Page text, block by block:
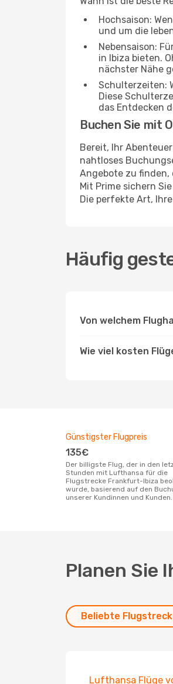
Hochsaison:
und um die
Nebensaison:
in Ibiza bieten.
nächster Nähe
Schulterzeiten:
Diese
das Entdecken
Buchen Sie mit
Bereit, Ihr
nahtloses
Angebote zu finden,
Mit Prime sichern
Die perfekte Art,
Häufig
Von welchem
Wie viel kosten
Günstigster Flugpreis
135€
Der billigste Flug, der in den letzten 72
Stunden mit Lufthansa für die
Flugstrecke Frankfurt-Ibiza
wurde, basierend auf den
unserer Kundinnen und Kunden.
Planen Sie
Beliebte
Lufthansa Flüge